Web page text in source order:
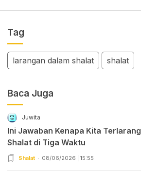
Tag
larangan dalam shalat shalat
Baca Juga
Juwita
Ini Jawaban Kenapa Kita Terlarang
Shalat di Tiga Waktu
Shalat 08/06/2026 | 15:55